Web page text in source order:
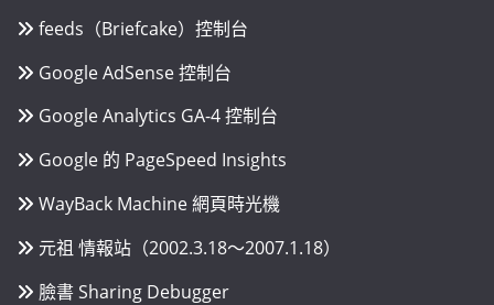
feeds（Briefcake）控制台
Google AdSense 控制台
Google Analytics GA-4 控制台
Google 的 PageSpeed Insights
WayBack Machine 網頁時光機
元祖 情報站（2002.3.18～2007.1.18）
臉書 Sharing Debugger